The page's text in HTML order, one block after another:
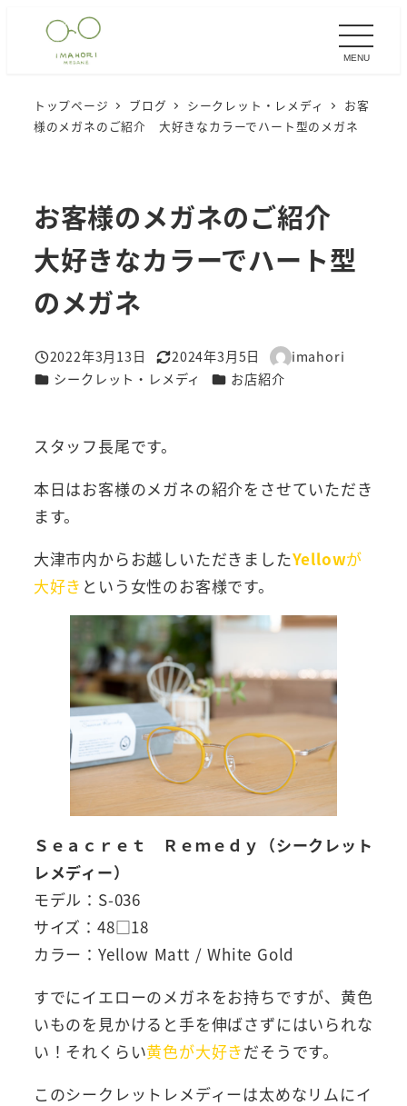
MENU
トップページ ブログ シークレット・レメディ
お客
様のメガネのご紹介 大好きなカラーでハート型のメガネ
お客様のメガネのご紹介
大好きなカラーでハート型
のメガネ
投稿日
2022年3月13日
更新日
2024年3月5日
著
者
imahori
カテゴリー
シークレット・レメディ カテゴリー
お店紹介
スタッフ長尾です。
本日はお客様のメガネの紹介をさせていただき
ます。
大津市内からお越しいただきましたYellowが
大好き という 女性のお客様です。
Ｓｅａｃｒｅｔ Ｒｅｍｅｄｙ（シークレット
レメディー）
モデル：S-036
サイズ：48□18
カラー：Yellow Matt / White Gold
すでにイエローのメガネをお持ちですが、黄色
いものを見かけると手を伸ばさずにはいられな
い！それくらい黄色が大好きだそうです。
このシークレットレメディーは太めなリムにイ